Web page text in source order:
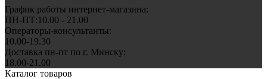
График работы интернет-магазина:
ПН-ПТ:10.00 - 21.00
Операторы-консультанты:
10.00-19.30
Доставка пн-пт по г. Минску:
18.00-21.00
Каталог товаров